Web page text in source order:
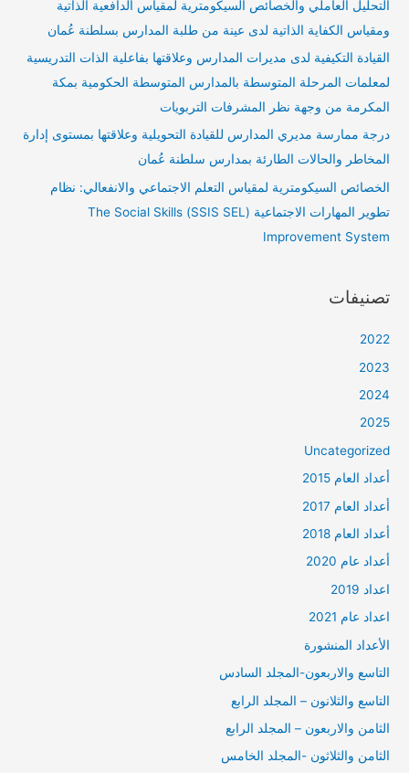
التحليل العاملي والخصائص السيكومترية لمقياس الدافعية الذاتية
ومقياس الكفاية الذاتية لدى عينة من طلبة المدارس بسلطنة عُمان
القيادة التكيفية لدى مديرات المدارس وعلاقتها بفاعلية الذات التدريسية
لمعلمات المرحلة المتوسطة بالمدارس المتوسطة الحكومية بمكة
المكرمة من وجهة نظر المشرفات التربويات
درجة ممارسة مديري المدارس للقيادة التحويلية وعلاقتها بمستوى إدارة
المخاطر والحالات الطارئة بمدارس سلطنة عُمان
الخصائص السيكومترية لمقياس التعلم الاجتماعي والانفعالي: نظام
تطوير المهارات الاجتماعية (SSIS SEL) The Social Skills
Improvement System
تصنيفات
2022
2023
2024
2025
Uncategorized
أعداد العام 2015
أعداد العام 2017
أعداد العام 2018
أعداد عام 2020
اعداد 2019
اعداد عام 2021
الأعداد المنشورة
التاسع والاربعون-المجلد السادس
التاسع والثلانون – المجلد الرابع
الثامن والاربعون – المجلد الرابع
الثامن والثلاثون -المجلد الخامس